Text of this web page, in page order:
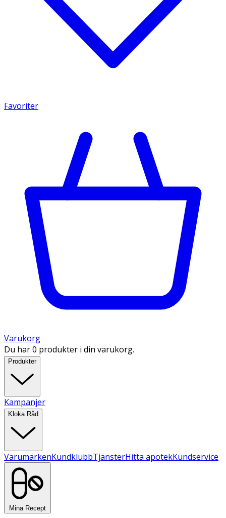
Favoriter
Varukorg
Du har 0 produkter i din varukorg.
Produkter
Kampanjer
Kloka Råd
VarumärkenKundklubbTjänsterHitta apotekKundservice
Mina Recept